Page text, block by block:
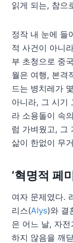
읽게 되는, 참으
정작 내 눈에 들
적 사건이 아니
부 초청으로 중
월은 여행, 본격
드는 병치레가
아니라, 그 시기
라 소용돌이 속
럼 가벼웠고, 그
삶이 한없이 무
‘혁명적 페
여자 문제였다.
리스(Alys)와 결
은 어느 날, 자
하지 않음을 깨